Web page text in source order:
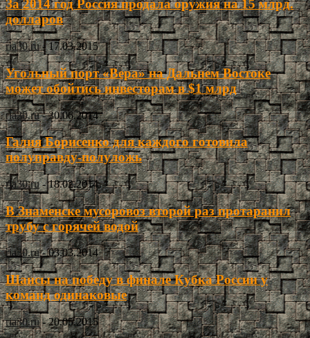
За 2014 год Россия продала оружия на 15 млрд.
долларов
ria30.ru - 17.03.2015
Угольный порт «Вера» на Дальнем Востоке
может обойтись инвесторам в $1 млрд
ria30.ru - 30.06.2014
Галия Борисенко для каждого готовила
полуправду-полуложь
ria30.ru - 18.02.2014
В Знаменске мусоровоз второй раз протаранил
трубу с горячей водой
ria30.ru - 03.03.2014
Шансы на победу в финале Кубка России у
команд одинаковые
ria30.ru - 20.05.2015